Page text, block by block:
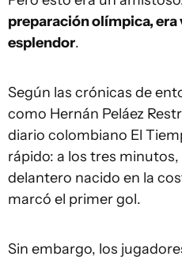
preparación olímpica, era
esplendor.
Según las crónicas de
como Hernán Peláez
diario colombiano El
rápido: a los tres
delantero nacido en la
marcó el primer gol.
Sin embargo, los